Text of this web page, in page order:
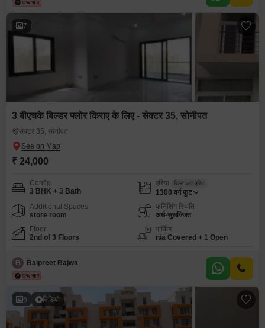
7
3 बीएचके बिल्डर फ्लोर किराए के लिए - सेक्टर 35, सोनीपत
सेक्टर 35, सोनीपत
₹ 24,000
Config
3 BHK + 3 Bath
एरिया बिल्ट-अप एरिया
1300 वर्ग फुट
Additional Spaces
store room
फर्निशिंग स्थिति
अर्ध-सुसज्जित
Floor
2nd of 3 Floors
पार्किंग
n/a Covered + 1 Open
B Balpreet Bajwa
6 विडियो